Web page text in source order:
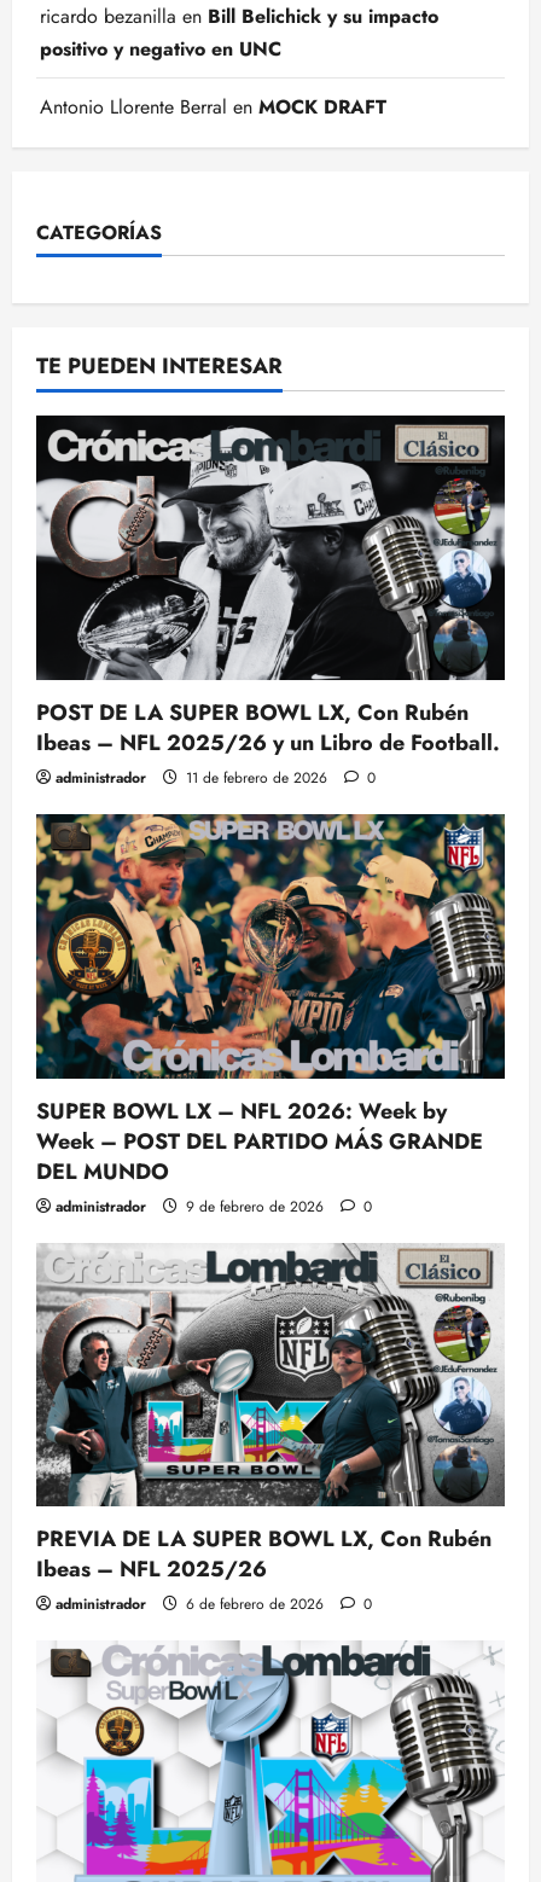
ricardo bezanilla en Bill Belichick y su impacto
positivo y negativo en UNC
Antonio Llorente Berral en MOCK DRAFT
CATEGORÍAS
TE PUEDEN INTERESAR
POST DE LA SUPER BOWL LX, Con Rubén
Ibeas – NFL 2025/26 y un Libro de Football.
administrador 11 de febrero de 2026 0
SUPER BOWL LX – NFL 2026: Week by
Week – POST DEL PARTIDO MÁS GRANDE
DEL MUNDO
administrador 9 de febrero de 2026 0
PREVIA DE LA SUPER BOWL LX, Con Rubén
Ibeas – NFL 2025/26
administrador 6 de febrero de 2026 0